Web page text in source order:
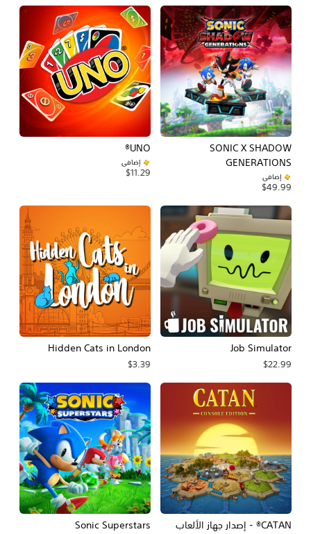
SONIC X SHADOW
GENERATIONS
إضافي
$49.99
UNO®
إضافي
$11.29
Job Simulator
$22.99
Hidden Cats in London
$3.39
CATAN® - إصدار جهاز الألعاب Sonic Superstars